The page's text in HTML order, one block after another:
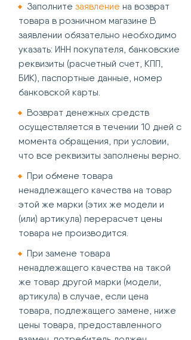
Заполните заявление на возврат
товара в розничном магазине В
заявлении обязательно необходимо
указать: ИНН покупателя, банковские
реквизиты (расчетный счет, КПП,
БИК), паспортные данные, номер
банковской карты.
Возврат денежных средств
осуществляется в течении 10 дней с
момента обращения, при условии,
что все реквизиты заполнены верно.
При обмене товара
ненадлежащего качества на товар
этой же марки (этих же модели и
(или) артикула) перерасчет цены
товара не производится.
При замене товара
ненадлежащего качества на такой
же товар другой марки (модели,
артикула) в случае, если цена
товара, подлежащего замене, ниже
цены товара, предоставленного